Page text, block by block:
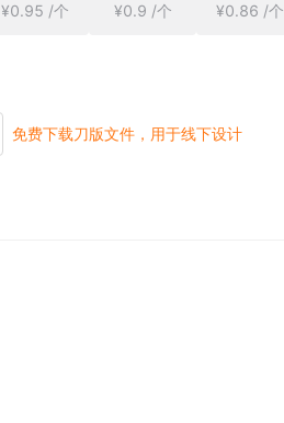
¥0.95 /个
¥0.9 /个
¥0.86 /个
免费下载刀版文件，用于线下设计